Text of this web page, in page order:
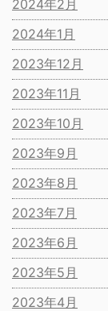
2024年2月
2024年1月
2023年12月
2023年11月
2023年10月
2023年9月
2023年8月
2023年7月
2023年6月
2023年5月
2023年4月